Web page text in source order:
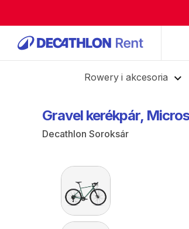
Rowery i akcesoria
Gravel kerékpár​,​
Decathlon Soroksár